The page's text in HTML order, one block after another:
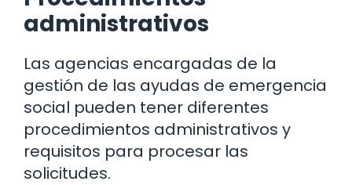
administrativos
Las agencias encargadas de la
gestión de las ayudas de emergencia
social pueden tener diferentes
procedimientos administrativos y
requisitos para procesar las
solicitudes.